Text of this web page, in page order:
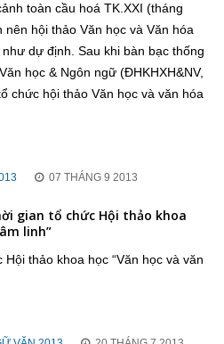
toàn cầu hoá TK.XXI (tháng
hội thảo Văn học và Văn hóa
dự định. Sau khi bàn bạc thống
học & Ngôn ngữ (ĐHKHXH&NV,
chức hội thảo Văn học và văn hóa
07 THÁNG 9 2013
gian tổ chức Hội thảo khoa
linh”
thảo khoa học “Văn học và văn